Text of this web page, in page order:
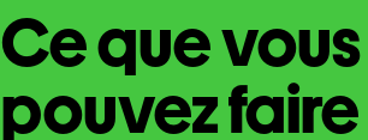
Ce que vous
pouvez